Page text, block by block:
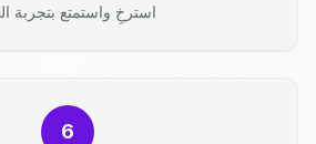
استرخِ واستمتع بتجربة
6